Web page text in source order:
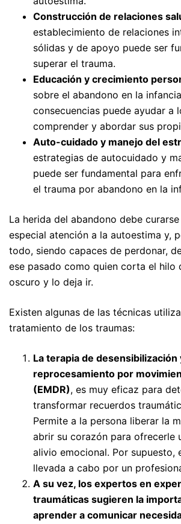
Construcción de relaciones
establecimiento de relaciones
sólidas y de apoyo puede ser
superar el trauma.
Educación y crecimiento
sobre el abandono en la
consecuencias puede ayudar a
comprender y abordar sus
Auto-cuidado y manejo del
estrategias de autocuidado y
puede ser fundamental para
el trauma por abandono en la
La herida del abandono debe
especial atención a la autoestima y,
todo, siendo capaces de perdonar,
ese pasado como quien corta el hilo
oscuro y lo deja ir.
Existen algunas de las técnicas
tratamiento de los traumas:
La terapia de desensibilización
reprocesamiento por
(EMDR), es muy eficaz para
transformar recuerdos
Permite a la persona liberar la
abrir su corazón para ofrecerle
alivio emocional. Por supuesto,
llevada a cabo por un
A su vez, los expertos en
traumáticas sugieren la
aprender a comunicar